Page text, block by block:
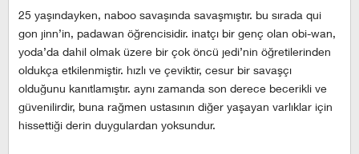
25 yaşındayken, naboo savaşında savaşmıştır. bu sırada qui
gon jinn’in, padawan öğrencisidir. inatçı bir genç olan obi-wan,
yoda’da dahil olmak üzere bir çok öncü jedi’nin öğretilerinden
oldukça etkilenmiştir. hızlı ve çeviktir, cesur bir savaşçı
olduğunu kanıtlamıştır. aynı zamanda son derece becerikli ve
güvenilirdir, buna rağmen ustasının diğer yaşayan varlıklar için
hissettiği derin duygulardan yoksundur.